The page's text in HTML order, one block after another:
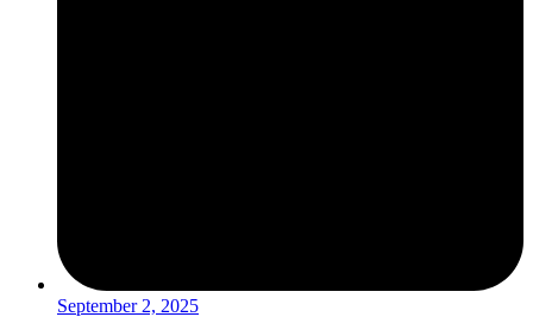
September 2, 2025